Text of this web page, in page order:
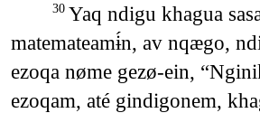
30 Yaq ndigu khagua
matemateamɨ́n, av nqægo,
ezoqa nøme gezø-ein,
ezoqam, até gindigonem,